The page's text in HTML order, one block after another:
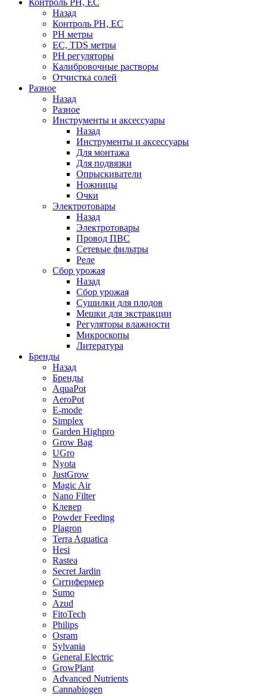
Контроль PH, EC
Назад
Контроль PH, EC
PH метры
EC, TDS метры
PH регуляторы
Калибровочные растворы
Отчистка солей
Разное
Назад
Разное
Инструменты и аксессуары
Назад
Инструменты и аксессуары
Для монтажа
Для подвязки
Опрыскиватели
Ножницы
Очки
Электротовары
Назад
Электротовары
Провод ПВС
Сетевые фильтры
Реле
Сбор урожая
Назад
Сбор урожая
Сушилки для плодов
Мешки для экстракции
Регуляторы влажности
Микроскопы
Литература
Бренды
Назад
Бренды
AquaPot
AeroPot
E-mode
Simplex
Garden Highpro
Grow Bag
UGro
Nyota
JustGrow
Magic Air
Nano Filter
Клевер
Powder Feeding
Plagron
Terra Aquatica
Hesi
Rastea
Secret Jardin
Ситифермер
Sumo
Azud
FitoTech
Philips
Osram
Sylvania
General Electric
GrowPlant
Advanced Nutrients
Cannabiogen